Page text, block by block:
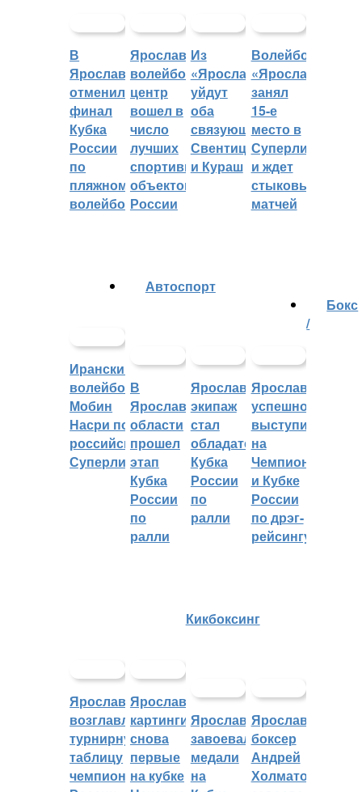
В
Ярославле
отменили
финал
Кубка
России
по
пляжному
волейболу
Ярославский
волейбольный
центр
вошел в
число
лучших
спортивных
объектов
России
Из
«Ярославича»
уйдут
оба
связующих:
Свентицкис
и Кураш
Волейбольный
«Ярославич»
занял
15-е
место в
Суперлиге
и ждет
стыковых
матчей
Иранский
волейболист
Мобин
Насри покинет
российскую
Суперлигу
Автоспорт
В
Ярославской
области
прошел
этап
Кубка
России
по
ралли
Ярославский
экипаж
стал
обладателем
Кубка
России
по
ралли
Ярославцы
успешно
выступили
на
Чемпионате
и Кубке
России
по дрэг-
рейсингу
Ярославцы
возглавляют
турнирную
таблицу
чемпионата
Ярославские
картингисты
снова
первые
на кубке
Бокс
/
Кикбоксинг
Ярославцы
завоевали
медали
на
Ярославский
боксер
Андрей
Холматов